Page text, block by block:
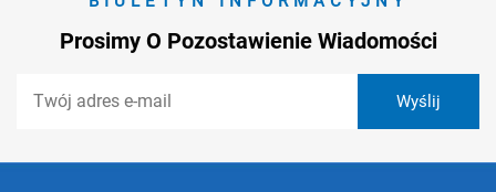
Prosimy O Pozostawienie Wiadomości